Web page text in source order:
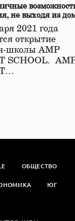
не выходя из
2021 года
открытие
школы АМР
SCHOOL.
ОБЩЕСТВО
ЮГ